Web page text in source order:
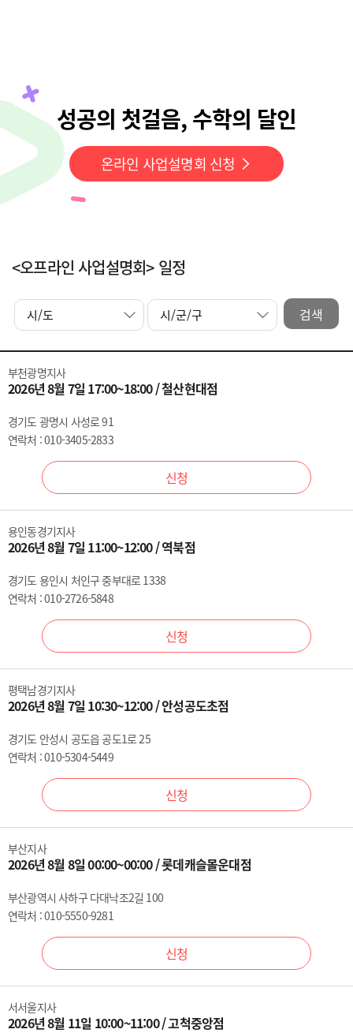
성공의 첫걸음, 수학의 달인
온라인 사업설명회 신청
<오프라인 사업설명회> 일정
검색
부천광명지사
2026년 8월 7일 17:00~18:00 / 철산현대점
경기도 광명시 사성로 91
연락처 : 010-3405-2833
신청
용인동경기지사
2026년 8월 7일 11:00~12:00 / 역북점
경기도 용인시 처인구 중부대로 1338
연락처 : 010-2726-5848
신청
평택남경기지사
2026년 8월 7일 10:30~12:00 / 안성공도초점
경기도 안성시 공도읍 공도1로 25
연락처 : 010-5304-5449
신청
부산지사
2026년 8월 8일 00:00~00:00 / 롯데캐슬몰운대점
부산광역시 사하구 다대낙조2길 100
연락처 : 010-5550-9281
신청
서서울지사
2026년 8월 11일 10:00~11:00 / 고척중앙점